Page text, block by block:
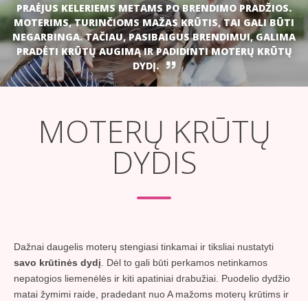
PRAĖJUS KELERIEMS METAMS PO BRENDIMO PRADŽIOS.
MOTERIMS, TURINČIOMSMAŽAS KRŪTIS,TAI GALI BŪTI
NEGARBINGA. TAČIAU, PASIBAIGUS BRENDIMUI, GALIMA
PRADĖTI KRŪTŲAUGIMĄIRPADIDINTI MOTERŲ KRŪTŲ
DYDĮ.
MOTERŲ KRŪTŲ
DYDIS
Dažnai daugelis moterų stengiasi tinkamai ir tiksliai nustatyti
savo krūtinės dydį . Dėl to gali būti perkamos netinkamos
nepatogios liemenėlės ir kiti apatiniai drabužiai. Puodelio dydžio
matai žymimi raide, pradedant nuo A mažoms moterų krūtims ir